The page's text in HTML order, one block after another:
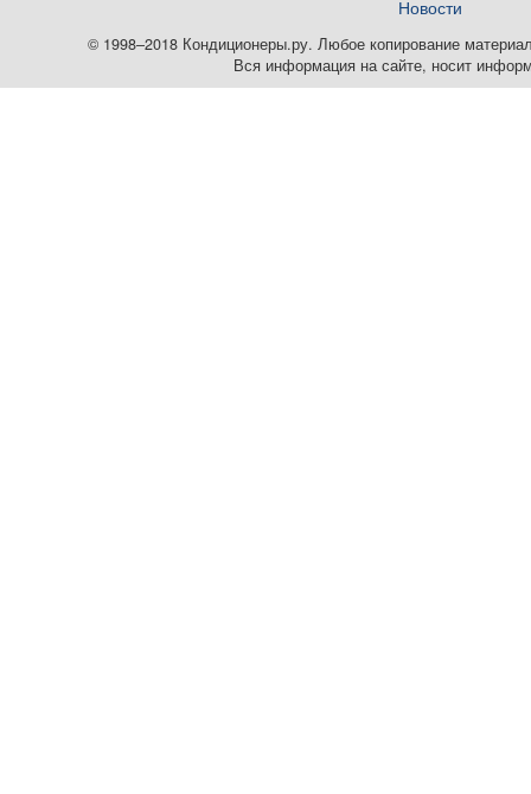
Новости
© 1998–2018 Кондиционеры.ру. Любое копирование
Вся информация на сайте, носит